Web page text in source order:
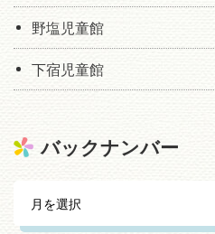
野塩児童館
下宿児童館
バックナンバー